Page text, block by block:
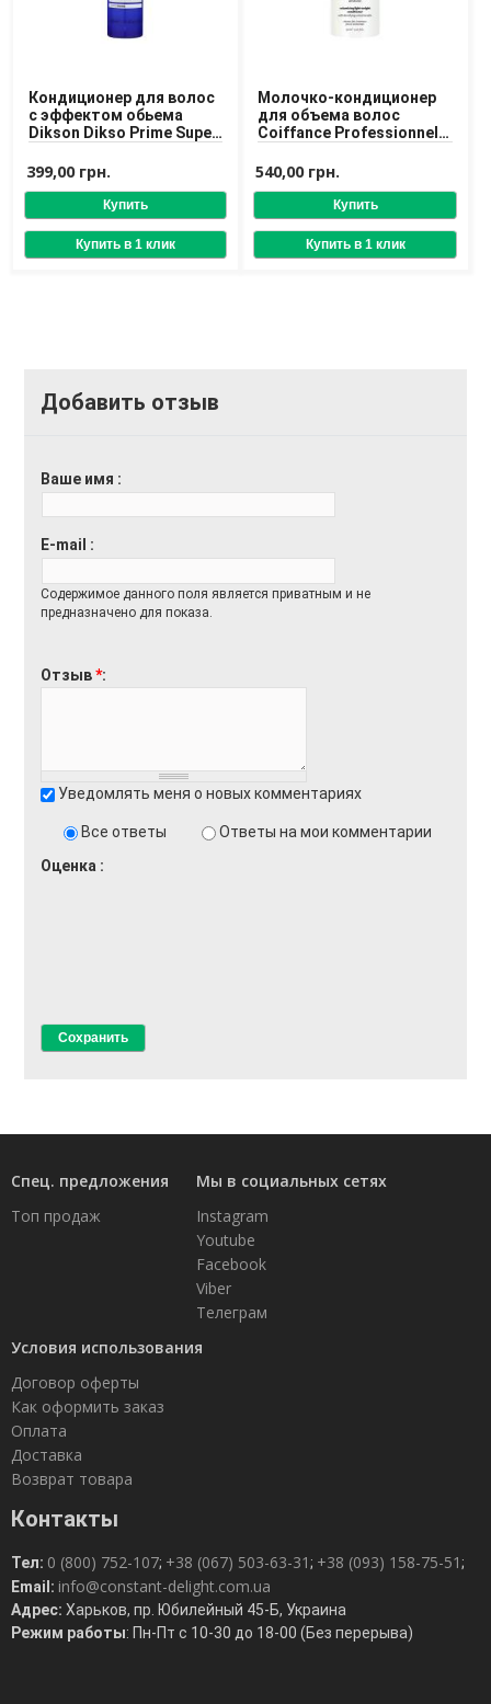
Кондиционер для волос
с эффектом обьема
Dikson Dikso Prime Super
399,00 грн.
Молочко-кондиционер
для объема волос
Coiffance Professionnel
Conditioner 150 ml
540,00 грн.
Добавить отзыв
Ваше имя
E-mail
Содержимое данного поля является приватным и не
предназначено для показа.
Отзыв*
Уведомлять меня о новых комментариях
Все ответы
Ответы на мои комментарии
Оценка
Спец. предложения
Топ продаж
Мы в социальных сетях
Instagram
Youtube
Facebook
Viber
Телеграм
Условия использования
Договор оферты
Как оформить заказ
Оплата
Доставка
Возврат товара
Контакты
Тел: 0 (800) 752-107; +38 (067) 503-63-31; +38 (093) 158-75-51;
Email: info@constant-delight.com.ua
Адрес: Харьков, пр. Юбилейный 45-Б, Украина
Режим работы: Пн-Пт с 10-30 до 18-00 (Без перерыва)